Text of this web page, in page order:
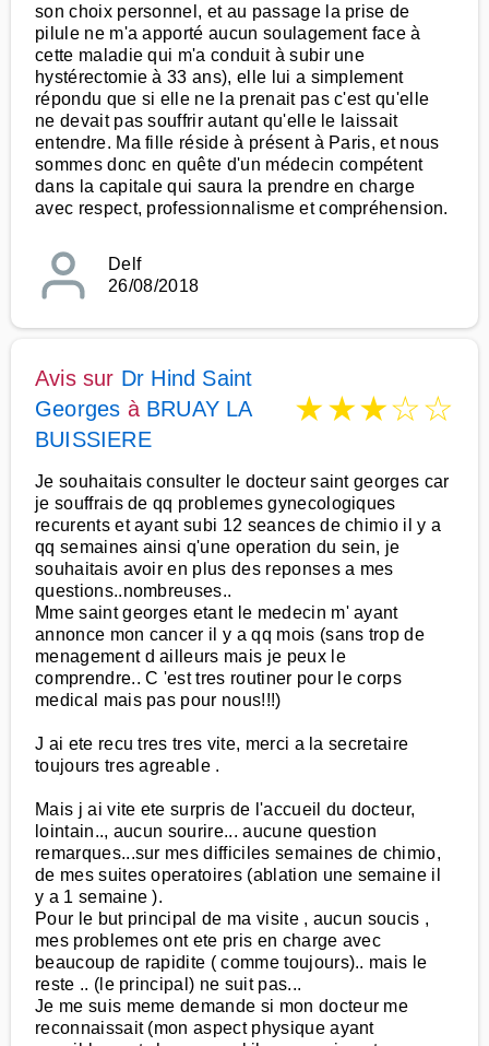
son choix personnel, et au passage la prise de
pilule ne m'a apporté aucun soulagement face à
cette maladie qui m'a conduit à subir une
hystérectomie à 33 ans), elle lui a simplement
répondu que si elle ne la prenait pas c'est qu'elle
ne devait pas souffrir autant qu'elle le laissait
entendre. Ma fille réside à présent à Paris, et nous
sommes donc en quête d'un médecin compétent
dans la capitale qui saura la prendre en charge
avec respect, professionnalisme et compréhension.
Delf
26/08/2018
Avis sur Dr Hind Saint
Georges à BRUAY LA
BUISSIERE
★★★☆☆
Je souhaitais consulter le docteur saint georges car
je souffrais de qq problemes gynecologiques
recurents et ayant subi 12 seances de chimio il y a
qq semaines ainsi q'une operation du sein, je
souhaitais avoir en plus des reponses a mes
questions..nombreuses..
Mme saint georges etant le medecin m' ayant
annonce mon cancer il y a qq mois (sans trop de
menagement d ailleurs mais je peux le
comprendre.. C 'est tres routiner pour le corps
medical mais pas pour nous!!!)
J ai ete recu tres tres vite, merci a la secretaire
toujours tres agreable .
Mais j ai vite ete surpris de l'accueil du docteur,
lointain.., aucun sourire... aucune question
remarques...sur mes difficiles semaines de chimio,
de mes suites operatoires (ablation une semaine il
y a 1 semaine ).
Pour le but principal de ma visite , aucun soucis ,
mes problemes ont ete pris en charge avec
beaucoup de rapidite ( comme toujours).. mais le
reste .. (le principal) ne suit pas...
Je me suis meme demande si mon docteur me
reconnaissait (mon aspect physique ayant